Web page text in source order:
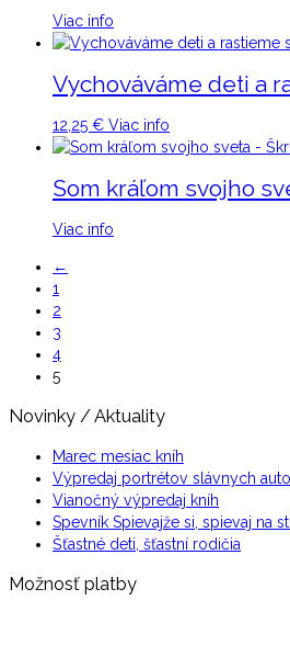
Viac info
Vychováváme deti a
12,25 € Viac info
Som kráľom svojho
Viac info
←
1
2
3
4
5
Novinky / Aktuality
Marec mesiac kníh
Výpredaj portrétov slávnych
Vianočný výpredaj kníh
Spevník Spievajže si, spievaj na
Šťastné deti, šťastní rodičia
Možnosť platby